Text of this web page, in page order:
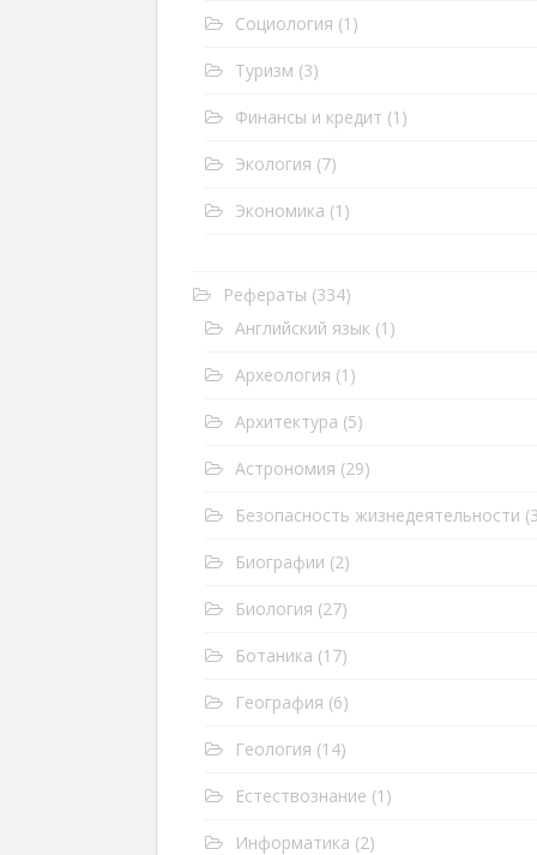
Социология (1)
Туризм (3)
Финансы и кредит (1)
Экология (7)
Экономика (1)
Рефераты (334)
Английский язык (1)
Археология (1)
Архитектура (5)
Астрономия (29)
Безопасность жизнедеятельности
Биографии (2)
Биология (27)
Ботаника (17)
География (6)
Геология (14)
Естествознание (1)
Информатика (2)